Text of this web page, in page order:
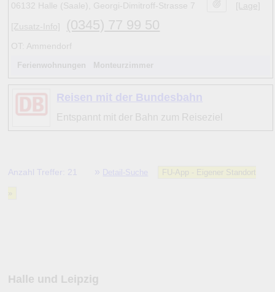
06132 Halle (Saale), Georgi-Dimitroff-Strasse 7 [Lage]
[Zusatz-Info] (0345) 77 99 50
OT: Ammendorf
Ferienwohnungen Monteurzimmer
Reisen mit der Bundesbahn
Entspannt mit der Bahn zum Reiseziel
Anzahl Treffer: 21 » Detail-Suche FU-App - Eigener Standort
Halle und Leipzig